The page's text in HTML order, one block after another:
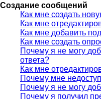
Создание сообщений
Как мне создать
Как мне
Как мне добавить
Как мне создать
Почему я не могу
ответа?
Как мне
Почему мне
Почему я не могу
Почему я получил